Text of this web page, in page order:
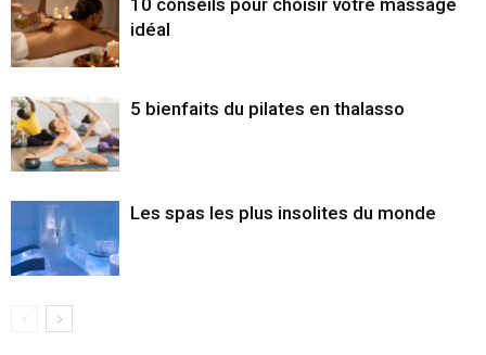
10 conseils pour choisir votre massage
idéal
5 bienfaits du pilates en thalasso
Les spas les plus insolites du monde